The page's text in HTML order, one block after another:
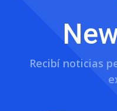
Recibí noticias